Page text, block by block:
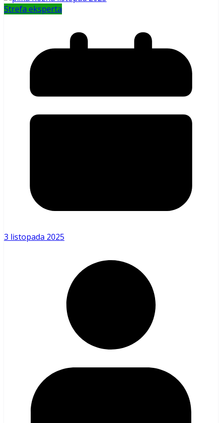
Strefa eksperta
3 listopada 2025